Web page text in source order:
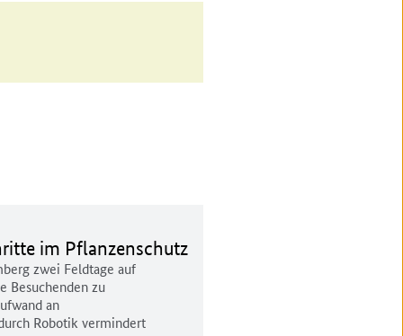
im Pflanzenschutz
zwei Feldtage auf
Besuchenden zu
an
Robotik vermindert